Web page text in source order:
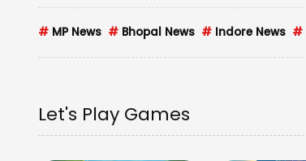
# MP News # Bhopal News # Indore News #
Let's Play Games